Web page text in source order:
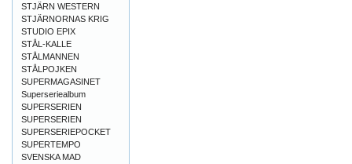
STJÄRN WESTERN
STJÄRNORNAS KRIG
STUDIO EPIX
STÅL-KALLE
STÅLMANNEN
STÅLPOJKEN
SUPERMAGASINET
Superseriealbum
SUPERSERIEN
SUPERSERIEN
SUPERSERIEPOCKET
SUPERTEMPO
SVENSKA MAD